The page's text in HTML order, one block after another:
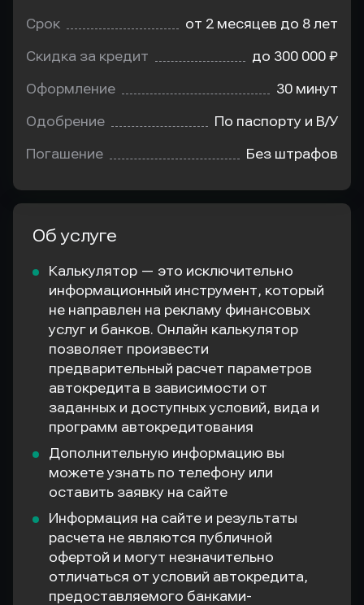
Срок от 2 месяцев до 8 лет
Скидка за кредит до 300 000 ₽
Оформление 30 минут
Одобрение По паспорту и В/У
Погашение Без штрафов
Об услуге
Калькулятор — это исключительно
информационный инструмент, который
не направлен на рекламу финансовых
услуг и банков. Онлайн калькулятор
позволяет произвести
предварительный расчет параметров
автокредита в зависимости от
заданных и доступных условий, вида и
программ автокредитования
Дополнительную информацию вы
можете узнать по телефону или
оставить заявку на сайте
Информация на сайте и результаты
расчета не являются публичной
офертой и могут незначительно
отличаться от условий автокредита,
предоставляемого банками-